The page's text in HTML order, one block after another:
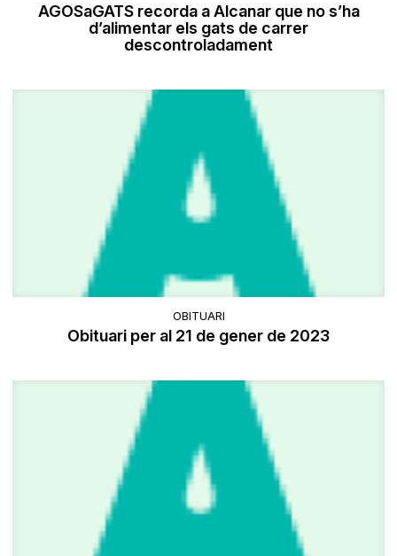
AGOSaGATS recorda a Alcanar que no s’ha
d’alimentar els gats de carrer
descontroladament
OBITUARI
Obituari per al 21 de gener de 2023